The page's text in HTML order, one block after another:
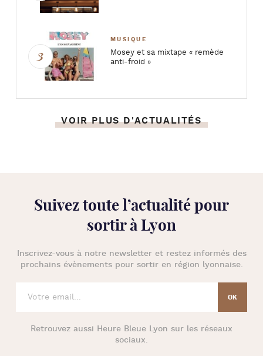
MUSIQUE
Mosey et sa mixtape « remède
anti-froid »
VOIR PLUS D'ACTUALITÉS
Suivez toute l’actualité pour
sortir à Lyon
Inscrivez-vous à notre newsletter et restez informés des
prochains évènements pour sortir en région lyonnaise.
Retrouvez aussi Heure Bleue Lyon sur les réseaux
sociaux.